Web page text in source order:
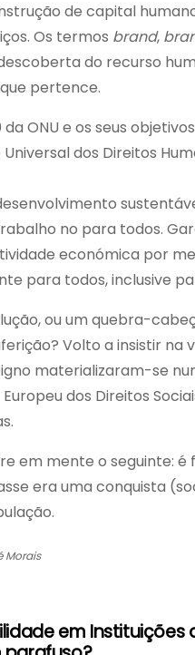
de capital
Os termos brand,
do recurso
pertence.
da ONU e os seus
dos Direitos
no para todos.
económica por
para todos, inclusive
ou um quebra-
Volto a insistir na
materializaram-se
Europeu dos Direitos
em mente o seguinte:
era uma conquista
Morais
em Instituições